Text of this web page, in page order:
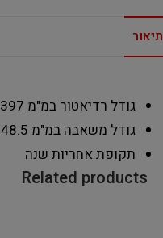
תיאור
גודל רדיאטור במ"מ 397
גודל משאבה במ"מ 48.5
תקופת אחריות שנה
Related products